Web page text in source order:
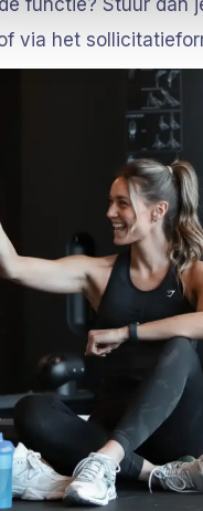
via het